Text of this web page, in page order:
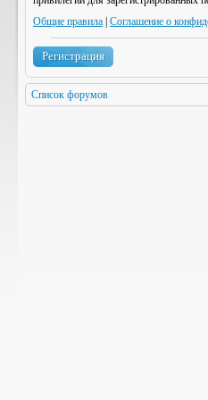
Общие правила Соглашение о
Регистрация
Список форумов